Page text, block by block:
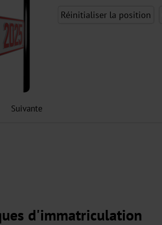
Suivante
Réinitialiser la position
d'immatriculation